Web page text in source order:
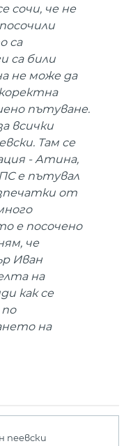
сочи, че не
са
са били
не може да
пътуване.
всички
Там се
- Атина,
е пътувал
от
е посочено
че
Иван
на
как се
на
пеевски